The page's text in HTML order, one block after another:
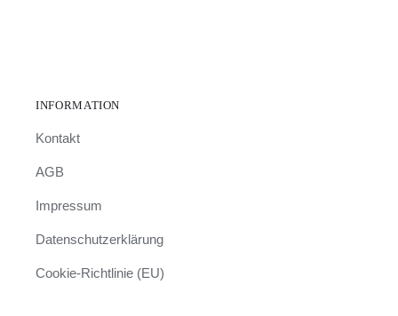
INFORMATION
Kontakt
AGB
Impressum
Datenschutzerklärung
Cookie-Richtlinie (EU)